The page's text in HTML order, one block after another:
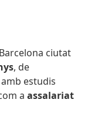
ciutat
, de
amb estudis
aassalariat